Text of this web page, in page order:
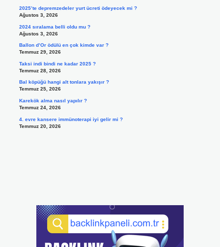
2025’te depremzedeler yurt ücreti ödeyecek mi ?
Ağustos 3, 2026
2024 sıralama belli oldu mu ?
Ağustos 3, 2026
Ballon d’Or ödülü en çok kimde var ?
Temmuz 29, 2026
Taksi indi bindi ne kadar 2025 ?
Temmuz 28, 2026
Bal köpüğü hangi alt tonlara yakışır ?
Temmuz 25, 2026
Karekök alma nasıl yapılır ?
Temmuz 24, 2026
4. evre kansere immünoterapi iyi gelir mi ?
Temmuz 20, 2026